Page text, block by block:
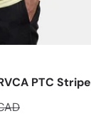
PTC Stripe